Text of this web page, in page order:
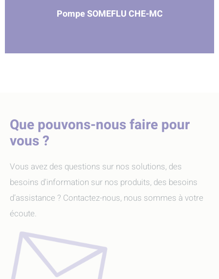
Pompe SOMEFLU CHE-MC
Que pouvons-nous faire pour
vous ?
Vous avez des questions sur nos solutions, des
besoins d'information sur nos produits, des besoins
d’assistance ? Contactez-nous, nous sommes à votre
écoute.